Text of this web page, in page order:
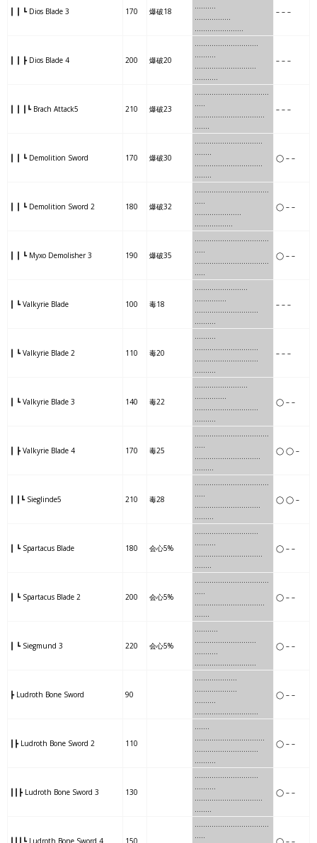
┃ ┃ ┗ Dios Blade 3 170 爆破18
……….
…....……….
…………………..
– – –
┃ ┃ ┣ Dios Blade 4 200 爆破20
……………….………..
……….
……………….……….
………..
– – –
┃ ┃ ┃┗ Brach Attack5 210 爆破23
……..….………..………...
…..
……..….………..……….
…….
– – –
┃ ┃ ┗ Demolition Sword 170 爆破30
…………….……..……..
……..
…………….……..……..
……..
◯ – –
┃ ┃ ┗ Demolition Sword 2 180 爆破32
………..………..………….
…..
………..………..
………………
◯ – –
┃ ┃ ┗ Myxo Demolisher 3 190 爆破35
……….………..…………..
…..
……….………..…………..
…..
◯ – –
┃ ┗ Valkyrie Blade 100 毒18
…..…….……..…..
……………
…..…….……..……….
……….
– – –
┃ ┗ Valkyrie Blade 2 110 毒20
……….
…………………………
……….………………..
……….
– – –
┃ ┗ Valkyrie Blade 3 140 毒22
….….……………..
……………
….….………………….
……….
◯ – –
┃ ┣ Valkyrie Blade 4 170 毒25
………….………..…….….
…..
………….………..…….
………
◯ ◯ –
┃ ┃┗ Sieglinde5 210 毒28
………….………..…….….
…..
………….………..…….
………
◯ ◯ –
┃ ┗ Spartacus Blade 180 会心5%
……….………………..
……….
……….………………….
……..
◯ – –
┃ ┗ Spartacus Blade 2 200 会心5%
……..….………..………...
…..
……..….………..……….
…….
◯ – –
┃ ┗ Siegmund 3 220 会心5%
…….….
………………………..
…….….
………………………..
◯ – –
┣ Ludroth Bone Sword 90
……….……….
………………..
……….
…………………………
◯ – –
┃┣ Ludroth Bone Sword 2 110
…….
……………………………
…….…………………..
……….
◯ – –
┃┃┣ Ludroth Bone Sword 3 130
…………….…………..
……….
…………….…………….
……..
◯ – –
┃┃┃┗ Ludroth Bone Sword 4 150
…….……………………….
…..
◯ – –